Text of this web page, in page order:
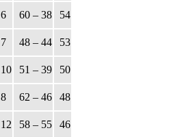
6 60 – 38 54
7 48 – 44 53
10 51 – 39 50
8 62 – 46 48
12 58 – 55 46